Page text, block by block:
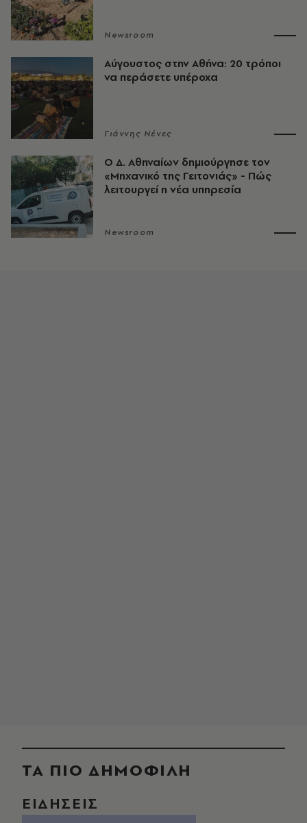
Newsroom
Αύγουστος στην Αθήνα: 20 τρόποι
να περάσετε υπέροχα
Γιάννης Νένες
Ο Δ. Αθηναίων δημιούργησε τον
«Μηχανικό της Γειτονιάς» - Πώς
λειτουργεί η νέα υπηρεσία
Newsroom
ΤΑ ΠΙΟ ΔΗΜΟΦΙΛΗ
ΕΙΔΗΣΕΙΣ